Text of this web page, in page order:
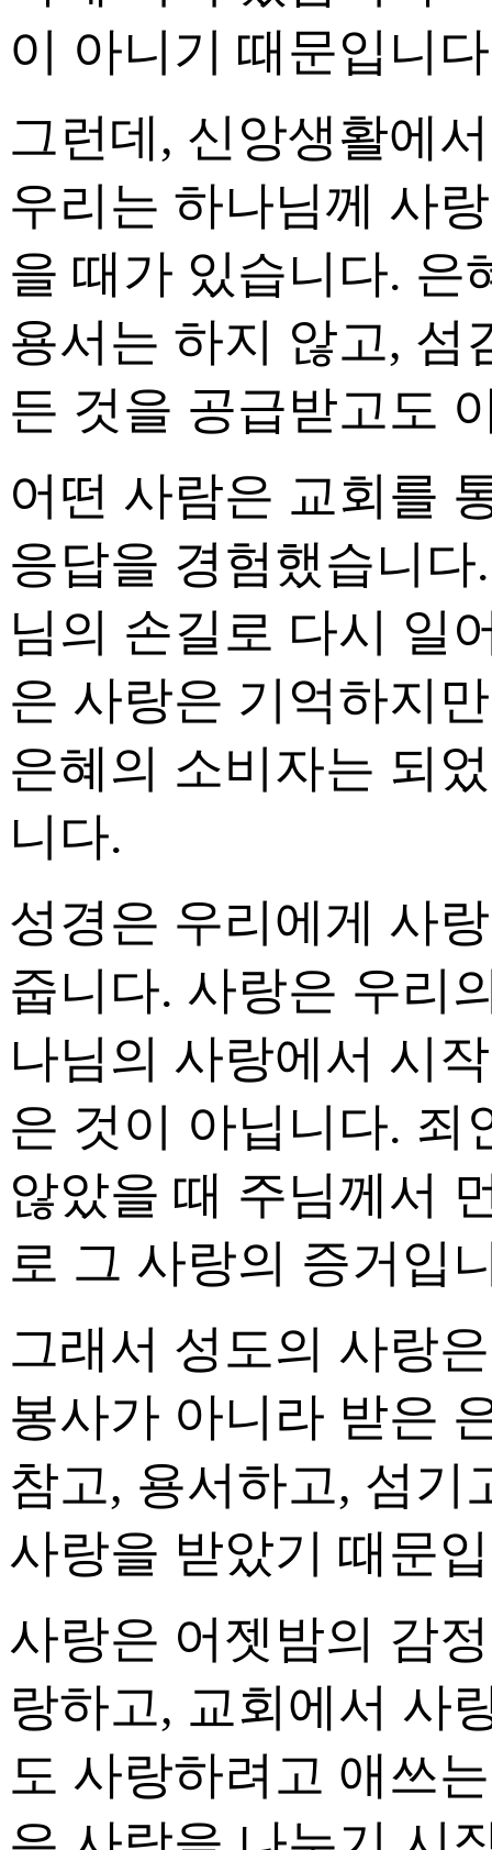
이 아니기 때문입니
그런데, 신앙생활에
우리는 하나님께 사
을 때가 있습니다. 은
용서는 하지 않고, 섬
든 것을 공급받고도
어떤 사람은 교회를
응답을 경험했습니
님의 손길로 다시 일
은 사랑은 기억하지
은혜의 소비자는 되
니다.
성경은 우리에게 사
줍니다. 사랑은 우리
나님의 사랑에서 시
은 것이 아닙니다. 죄
않았을 때 주님께서
로 그 사랑의 증거입
그래서 성도의 사랑
봉사가 아니라 받은
참고, 용서하고, 섬기
사랑을 받았기 때문
사랑은 어젯밤의 감
랑하고, 교회에서 사
도 사랑하려고 애쓰